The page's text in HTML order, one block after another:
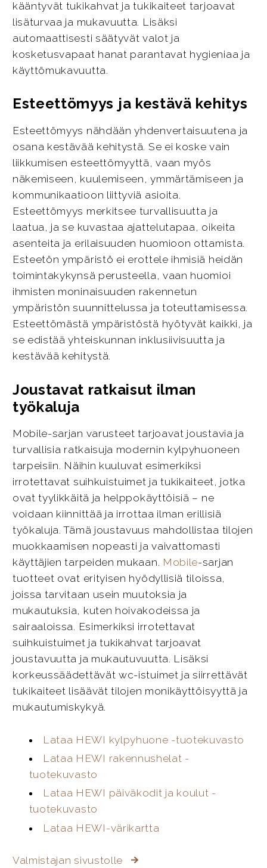
kääntyvät tukikahvat ja tukikaiteet tarjoavat
lisäturvaa ja mukavuutta. Lisäksi
automaattisesti säätyvät valot ja
kosketusvapaat hanat parantavat hygieniaa ja
käyttömukavuutta.
Esteettömyys ja kestävä kehitys
Esteettömyys nähdään yhdenvertaisuutena ja
osana kestävää kehitystä. Se ei koske vain
liikkumisen esteettömyyttä, vaan myös
näkemiseen, kuulemiseen, ymmärtämiseen ja
kommunikaatioon liittyviä asioita.
Esteettömyys merkitsee turvallisuutta ja
laatua, ja se kuvastaa ajattelutapaa, oikeita
asenteita ja erilaisuuden huomioon ottamista.
Esteetön ympäristö ei erottele ihmisiä heidän
toimintakykynsä perusteella, vaan huomioi
ihmisten moninaisuuden rakennetun
ympäristön suunnittelussa ja toteuttamisessa.
Esteettömästä ympäristöstä hyötyvät kaikki, ja
se edistää yhteiskunnan inklusiivisuutta ja
kestävää kehitystä.
Joustavat ratkaisut ilman
työkaluja
Mobile-sarjan varusteet tarjoavat joustavia ja
turvallisia ratkaisuja modernin kylpyhuoneen
tarpeisiin. Näihin kuuluvat esimerkiksi
irrotettavat suihkuistuimet ja tukikaiteet, jotka
ovat tyylikkäitä ja helppokäyttöisiä – ne
voidaan kiinnittää ja irrottaa ilman erillisiä
työkaluja. Tämä joustavuus mahdollistaa tilojen
muokkaamisen nopeasti ja vaivattomasti
käyttäjien tarpeiden mukaan. Mobile-sarjan
tuotteet ovat erityisen hyödyllisiä tiloissa,
joissa tarvitaan usein muutoksia ja
mukautuksia, kuten hoivakodeissa ja
sairaaloissa. Esimerkiksi irrotettavat
suihkuistuimet ja tukikahvat tarjoavat
joustavuutta ja mukautuvuutta. Lisäksi
korkeussäädettävät wc-istuimet ja siirrettävät
tukikaiteet lisäävät tilojen monikäyttöisyyttä ja
mukautumiskykyä.
Lataa HEWI kylpyhuone -tuotekuvasto
Lataa HEWI rakennushelat -
tuotekuvasto
Lataa HEWI päiväkodit ja koulut -
tuotekuvasto
Lataa HEWI-värikartta
Valmistajan sivustolle